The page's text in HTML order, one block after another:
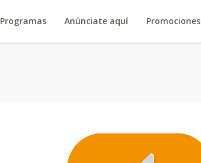
Programas Anúnciate aquí Promociones